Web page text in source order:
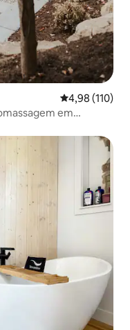
4,98 de uma
4,98 (110)
em